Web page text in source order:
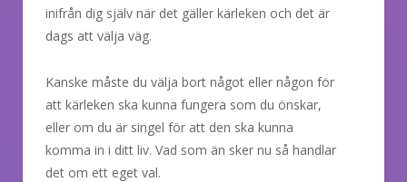
inifrån dig själv när det gäller kärleken och det är
dags att välja väg.
Kanske måste du välja bort något eller någon för
att kärleken ska kunna fungera som du önskar,
eller om du är singel för att den ska kunna
komma in i ditt liv. Vad som än sker nu så handlar
det om ett eget val.